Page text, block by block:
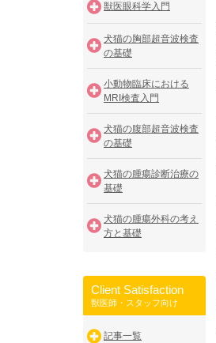
獣医眼科学入門
犬猫の胸部超音波検査
の基礎
小動物臨床における
MRI検査入門
犬猫の腹部超音波検査
の基礎
犬猫の腫瘍診断治療の
基礎
犬猫の腫瘍外科の考え
方と基礎
Client Satisfaction
獣医師・スタッフ向け
記事一覧